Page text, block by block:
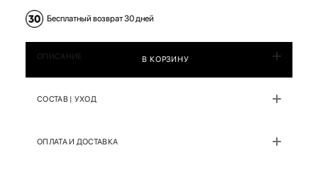
Бесплатный возврат 30 дней
В КОРЗИНУ
ОПИСАНИЕ
СОСТАВ | УХОД
ОПЛАТА И ДОСТАВКА